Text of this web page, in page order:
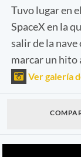
Tuvo lugar en
SpaceX en la
salir de la nave
marcar un hito
Ver galería